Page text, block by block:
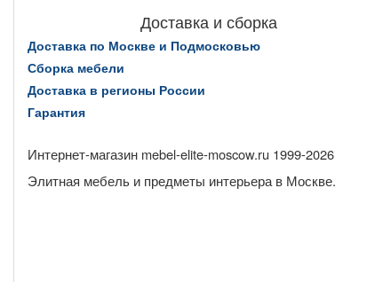
Доставка и сборка
Доставка по Москве и Подмосковью
Сборка мебели
Доставка в регионы России
Гарантия
Интернет-магазин mebel-elite-moscow.ru 1999-2026
Элитная мебель и предметы интерьера в Москве.